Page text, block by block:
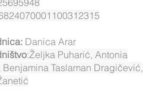
Danica Arar
:Željka Puharić, Antonia
Taslaman Dragičević,